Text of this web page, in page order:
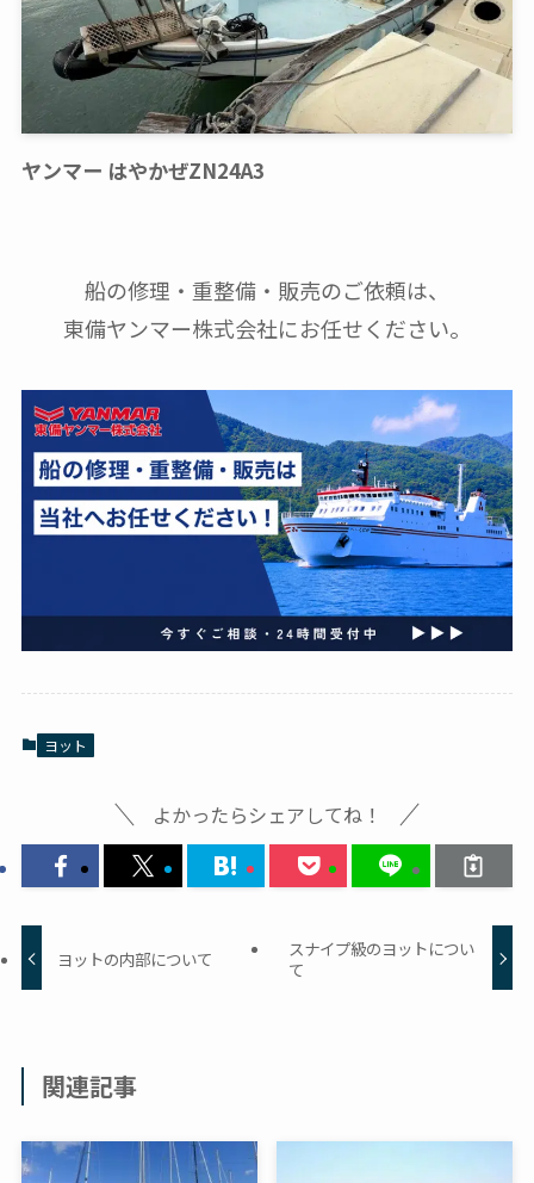
ヤンマー はやかぜZN24A3
船の修理・重整備・販売のご依頼は、
東備ヤンマー株式会社にお任せください。
ヨット
よかったらシェアしてね！
ヨットの内部について
スナイプ級のヨットについ
て
関連記事